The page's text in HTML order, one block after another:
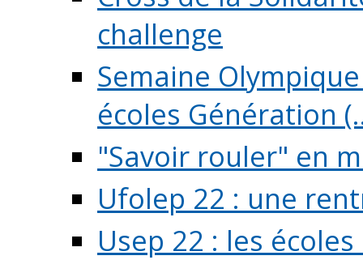
challenge
Semaine
écoles Génération
"Savoir rouler" en
Ufolep 22 : une
Usep 22 : les